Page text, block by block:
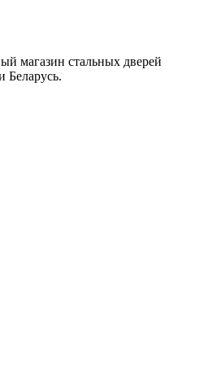
магазин стальных дверей
Беларусь.